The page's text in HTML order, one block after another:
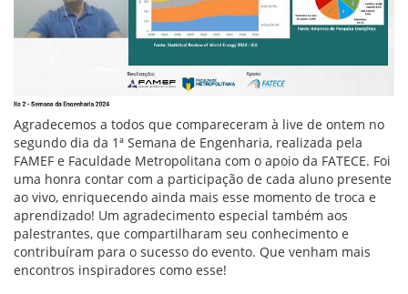
Agradecemos a todos que compareceram à live de ontem no
segundo dia da 1ª Semana de Engenharia, realizada pela
FAMEF e Faculdade Metropolitana com o apoio da FATECE. Foi
uma honra contar com a participação de cada aluno presente
ao vivo, enriquecendo ainda mais esse momento de troca e
aprendizado! Um agradecimento especial também aos
palestrantes, que compartilharam seu conhecimento e
contribuíram para o sucesso do evento. Que venham mais
encontros inspiradores como esse!